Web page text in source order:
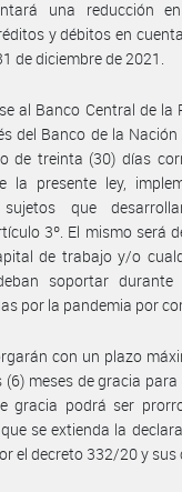
una reducción
y débitos en
de diciembre de 2021.
al Banco Central de la
del Banco de la
de treinta (30) días
la presente ley,
que
3º. El mismo será
de trabajo y/o
soportar
por la pandemia por
con un plazo
(6) meses de gracia
gracia podrá ser
se extienda la
el decreto 332/20 y sus